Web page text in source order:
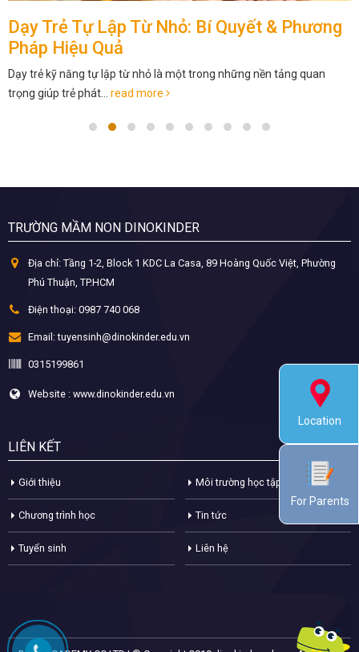
Dạy Trẻ Tự Lập Từ Nhỏ: Bí Quyết & Phương
Pháp Hiệu Quả
Dạy trẻ kỹ năng tự lập từ nhỏ là một trong những nền tảng quan
trọng giúp trẻ phát... read more
TRƯỜNG MẦM NON DINOKINDER
Địa chỉ: Tầng 1-2, Block 1 KDC La Casa, 89 Hoàng Quốc Việt, Phường
Phú Thuận, TP.HCM
Điện thoại: 0987 740 068
Email: tuyensinh@dinokinder.edu.vn
0315199861
Website : www.dinokinder.edu.vn
LIÊN KẾT
Giới thiệu
Chương trình học
Tuyển sinh
Môi trường học tập
Tin tức
Liên hệ
Location
For Parents